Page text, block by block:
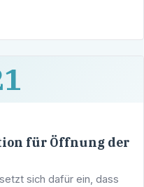
für Öffnung der
sich dafür ein, dass